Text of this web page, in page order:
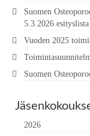
Suomen
5.3.2026 esityslista
Vuoden 2025
Suomen
2026